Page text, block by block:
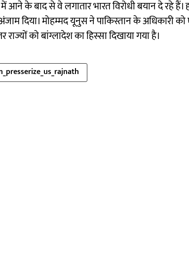
में आने के बाद से वे लगातार भारत विरोधी बयान दे रहे
दिया। मोहम्मद यूनुस ने पाकिस्तान के अधिकारी
राज्यों को बांग्लादेश का हिस्सा दिखाया गया है।